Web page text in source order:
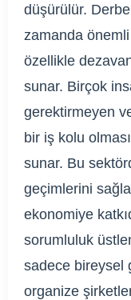
düşürülür.
zamanda
özellikle
sunar. Birçok
gerektirmeyen
bir iş kolu
sunar. Bu
geçimlerini
ekonomiye
sorumluluk
sadece bireysel
organize